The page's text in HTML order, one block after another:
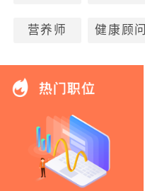
营养师 健康顾问